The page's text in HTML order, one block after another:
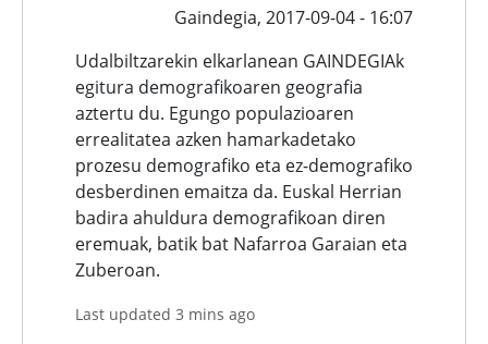
Gaindegia, 2017-09-04 - 16:07
Udalbiltzarekin elkarlanean GAINDEGIAk
egitura demografikoaren geografia
aztertu du. Egungo populazioaren
errealitatea azken hamarkadetako
prozesu demografiko eta ez-demografiko
desberdinen emaitza da. Euskal Herrian
badira ahuldura demografikoan diren
eremuak, batik bat Nafarroa Garaian eta
Zuberoan.
Last updated 3 mins ago